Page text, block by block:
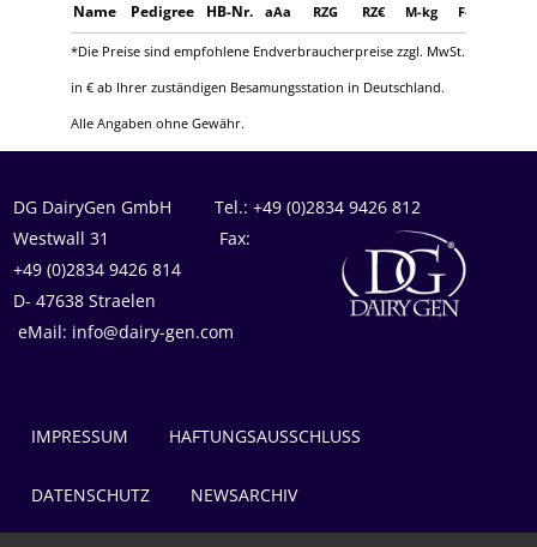
Name Pedigree HB-Nr. aAa RZG RZ€ M-kg F-%
*Die Preise sind empfohlene Endverbraucherpreise zzgl. MwSt.
in € ab Ihrer zuständigen Besamungsstation in Deutschland.
Alle Angaben ohne Gewähr.
DG DairyGen GmbH Tel.: +49 (0)2834 9426 812
Westwall 31 Fax:
+49 (0)2834 9426 814
D- 47638 Straelen
eMail: info@dairy-gen.com
IMPRESSUM HAFTUNGSAUSSCHLUSS
DATENSCHUTZ NEWSARCHIV